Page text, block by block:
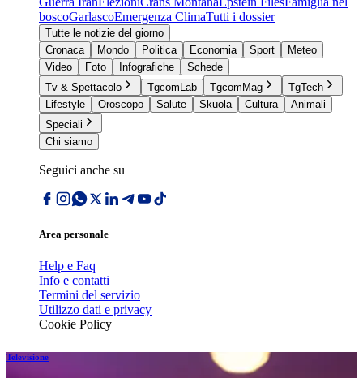
boscoGarlascoEmergenza ClimaTutti i dossier
Tutte le notizie del giorno
Cronaca
Mondo Politica Economia Sport
Meteo
Video
Foto Infografiche
Schede
Tv & Spettacolo
TgcomLab TgcomMag
TgTech
Lifestyle
Oroscopo Salute Skuola Cultura
Animali
Speciali
Chi siamo
Seguici anche su
Area personale
Help e Faq
Info e contatti
Termini del servizio
Utilizzo dati e privacy
Cookie Policy
Televisione